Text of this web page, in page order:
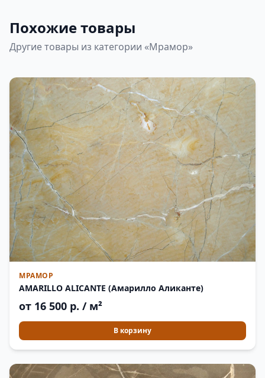
Похожие товары
Другие товары из категории «Мрамор»
МРАМОР
AMARILLO ALICANTE (Амарилло Аликанте)
от 16 500 р. / м²
В корзину